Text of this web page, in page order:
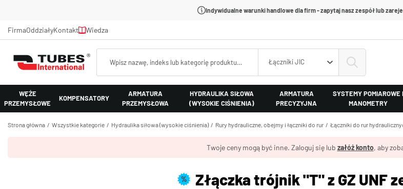
Indywidualne warunki handlowe dla firm - zapytaj nasz zespół lub
FirmaOddziałyKontakt Wiedza
Łączniki JIC
WĘŻE
PRZEMYSŁOWE
KOMPENSATORY
ARMATURA
PRZEMYSŁOWA
HYDRAULIKA SIŁOWA
(WYSOKIE CIŚNIENIA)
ARMATURA
PRECYZYJNA
SYSTEMY POMIAROWE I
MANOMETRY
Strona główna Wszystkie kategorie Hydraulika siłowa (wysokie ciśnienia) Rury hydrauliczne, obejmy i łączniki do rur Łączniki do rur
Twoje ceny mogą być inne. Zaloguj się lub załóż konto, aby
% Złączka trójnik "T" z GZ UNF